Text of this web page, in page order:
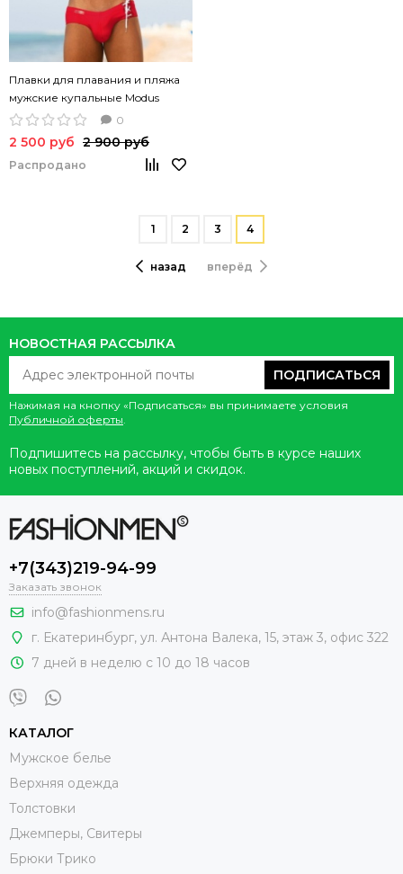
Плавки для плавания и пляжа
мужские купальные Modus
Vivendi Cord красного цвета
0
2 500 руб 2 900 руб
Распродано
назад
1 2 3 4
вперёд
НОВОСТНАЯ РАССЫЛКА
ПОДПИСАТЬСЯ
Нажимая на кнопку «Подписаться» вы принимаете условия
Публичной оферты
Подпишитесь на рассылку, чтобы быть в курсе наших
новых поступлений, акций и скидок.
+7(343)219-94-99
Заказать звонок
info@fashionmens.ru
г. Екатеринбург, ул. Антона Валека, 15, этаж 3, офис 322
7 дней в неделю с 10 до 18 часов
КАТАЛОГ
Мужское белье
Верхняя одежда
Толстовки
Джемперы, Свитеры
Брюки Трико